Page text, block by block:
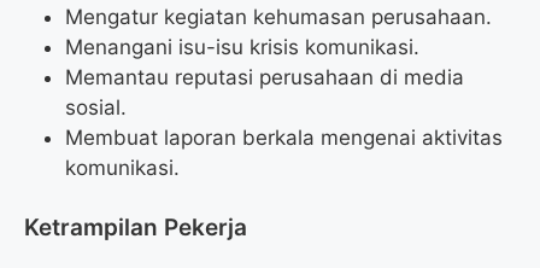
Mengatur kegiatan kehumasan perusahaan.
Menangani isu-isu krisis komunikasi.
Memantau reputasi perusahaan di media
sosial.
Membuat laporan berkala mengenai aktivitas
komunikasi.
Ketrampilan Pekerja